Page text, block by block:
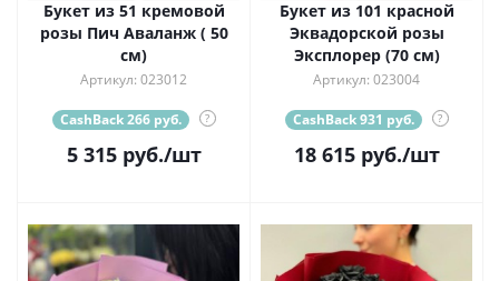
Букет из 51 кремовой
розы Пич Аваланж ( 50
см)
Артикул: 023012
CashBack 266 руб. ?
5 315руб./шт
Букет из 101 красной
Эквадорской розы
Эксплорер (70 см)
Артикул: 023004
CashBack 931 руб. ?
18 615руб./шт